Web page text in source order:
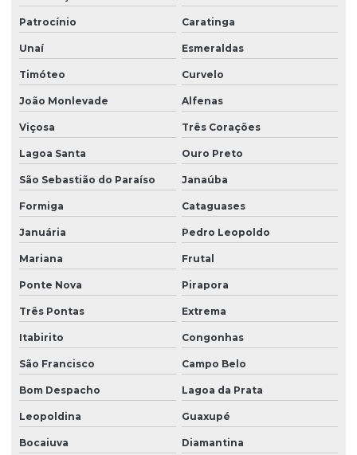
Patrocínio Caratinga
Unaí Esmeraldas
Timóteo Curvelo
João Monlevade Alfenas
Viçosa Três Corações
Lagoa Santa Ouro Preto
São Sebastião do Paraíso Janaúba
Formiga Cataguases
Januária Pedro Leopoldo
Mariana Frutal
Ponte Nova Pirapora
Três Pontas Extrema
Itabirito Congonhas
São Francisco Campo Belo
Bom Despacho Lagoa da Prata
Leopoldina Guaxupé
Bocaiuva Diamantina